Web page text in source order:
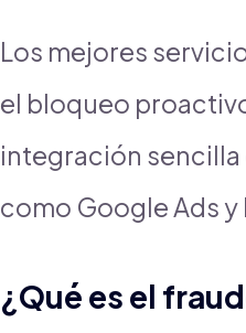
Los mejores
el bloqueo
integración
como Google Ads y
¿Qué es el